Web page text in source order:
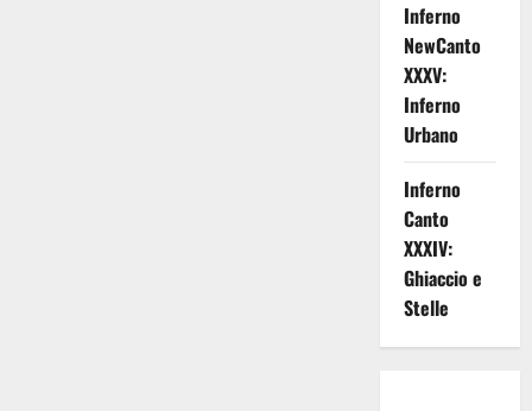
Inferno
NewCanto
XXXV:
Inferno
Urbano
Inferno
Canto
XXXIV:
Ghiaccio e
Stelle